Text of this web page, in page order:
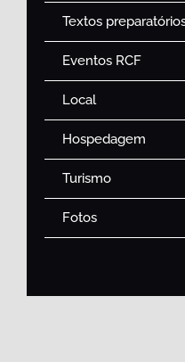
Textos
Eventos RCF
Local
Hospedagem
Turismo
Fotos